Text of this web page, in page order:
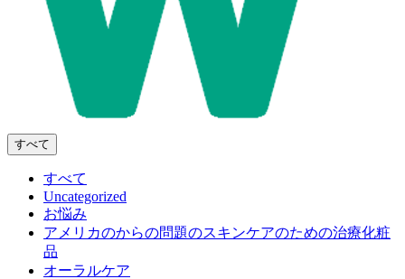
すべて
すべて
Uncategorized
お悩み
アメリカのからの問題のスキンケアのための治療化粧
品
オーラルケア